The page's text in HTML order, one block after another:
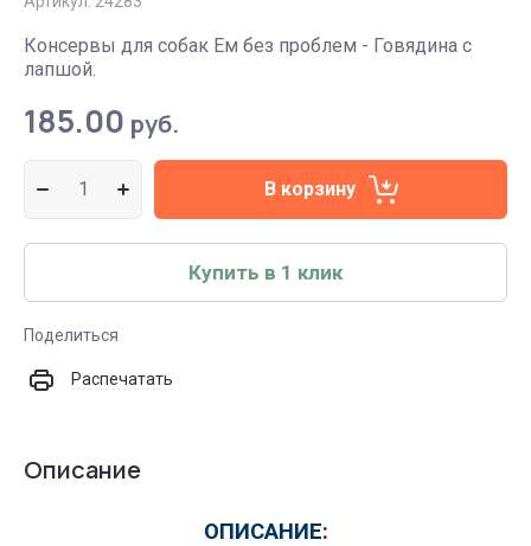
Консервы для собак Ем без проблем - Говядина с
лапшой.
185.00 руб.
В корзину
Купить в 1 клик
Поделиться
Распечатать
Описание
ОПИСАНИЕ: